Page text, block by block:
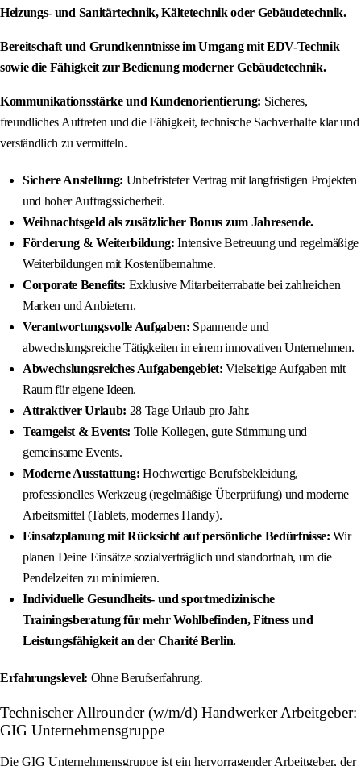
Heizungs- und Sanitärtechnik, Kältetechnik oder Gebäudetechnik.
Bereitschaft und Grundkenntnisse im Umgang mit EDV-Technik
sowie die Fähigkeit zur Bedienung moderner Gebäudetechnik.
Kommunikationsstärke und Kundenorientierung: Sicheres,
freundliches Auftreten und die Fähigkeit, technische Sachverhalte klar und
verständlich zu vermitteln.
Sichere Anstellung: Unbefristeter Vertrag mit langfristigen Projekten
und hoher Auftragssicherheit.
Weihnachtsgeld als zusätzlicher Bonus zum Jahresende.
Förderung & Weiterbildung: Intensive Betreuung und regelmäßige
Weiterbildungen mit Kostenübernahme.
Corporate Benefits: Exklusive Mitarbeiterrabatte bei zahlreichen
Marken und Anbietern.
Verantwortungsvolle Aufgaben: Spannende und
abwechslungsreiche Tätigkeiten in einem innovativen Unternehmen.
Abwechslungsreiches Aufgabengebiet: Vielseitige Aufgaben mit
Raum für eigene Ideen.
Attraktiver Urlaub: 28 Tage Urlaub pro Jahr.
Teamgeist & Events: Tolle Kollegen, gute Stimmung und
gemeinsame Events.
Moderne Ausstattung: Hochwertige Berufsbekleidung,
professionelles Werkzeug (regelmäßige Überprüfung) und moderne
Arbeitsmittel (Tablets, modernes Handy).
Einsatzplanung mit Rücksicht auf persönliche Bedürfnisse: Wir
planen Deine Einsätze sozialverträglich und standortnah, um die
Pendelzeiten zu minimieren.
Individuelle Gesundheits- und sportmedizinische
Trainingsberatung für mehr Wohlbefinden, Fitness und
Leistungsfähigkeit an der Charité Berlin.
Erfahrungslevel: Ohne Berufserfahrung.
Technischer Allrounder (w/m/d) Handwerker Arbeitgeber:
GIG Unternehmensgruppe
Die GIG Unternehmensgruppe ist ein hervorragender Arbeitgeber, der